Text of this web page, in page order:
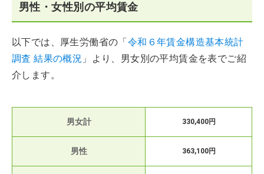
男性・女性別の平均賃金
以下では、厚生労働省の「令和６年賃金構造基本統計
調査 結果の概況 」より、男女別の平均賃金を表でご紹
介します。
男女計 330,400円
男性 363,100円